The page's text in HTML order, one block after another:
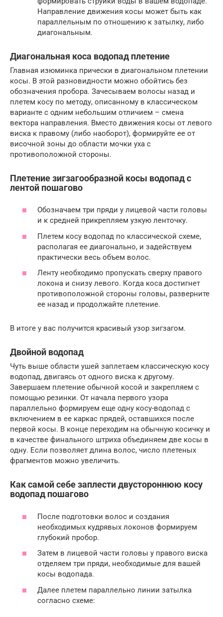
Направление движения косы может быть как
параллельным по отношению к затылку, либо
диагональным.
Диагональная коса водопад плетение
Главная изюминка прически в диагональном плетении
косы. В этой разновидности можно обойтись без
обозначения пробора. Зачесываем волосы назад и
плетем косу по методу, описанному в классическом
варианте с одним небольшим отличием – смена
вектора направления. Вместо движения косы от левого
виска к правому (либо наоборот), формируйте ее от
височной зоны до области мочки уха с
противоположной стороны.
Плетение зигзагообразной косы водопад с
лентой пошагово
Обозначаем три пряди у лицевой части головы
и к средней прикрепляем узкую ленточку.
Плетем косу водопад по классической схеме,
располагая ее диагонально, и задействуем
практически весь объем волос.
Ленту необходимо пропускать сверху правого
локона и снизу левого. Когда коса достигнет
противоположной стороны головы, разверните
ее назад и продолжайте плетение.
В итоге у вас получится красивый узор зигзагом.
Двойной водопад
Чуть выше области ушей заплетаем классическую косу
водопад, двигаясь от одного виска к другому.
Завершаем плетение обычной косой и закрепляем с
помощью резинки. От начала первого узора
параллельно формируем еще одну косу-водопад с
включением в ее каркас прядей, оставшихся после
первой косы. В конце переходим на обычную косичку и
в качестве финального штриха объединяем две косы в
одну. Если позволяет длина волос, число плетеных
фрагментов можно увеличить.
Как самой себе заплести двустороннюю косу
водопад пошагово
После подготовки волос и создания
необходимых кудрявых локонов формируем
глубокий пробор.
Затем в лицевой части головы у правого виска
отделяем три пряди, необходимые для вашей
косы водопада.
Далее плетем параллельно линии затылка
согласно схеме: